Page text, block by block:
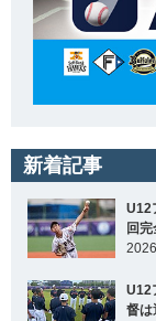
新着記事
U12
回
U12
督は